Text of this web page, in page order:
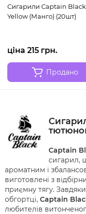
Сигарили Captain Black
Yellow (Манго) (20шт)
ціна 215 грн.
Продано
Captain
сигарил,
ароматним і
виготовлені з
приємну тягу. Завдяки
обгортці, Captain
любителів